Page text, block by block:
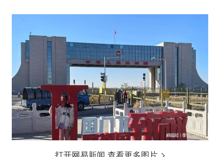
打开网易新闻 查看更多图片